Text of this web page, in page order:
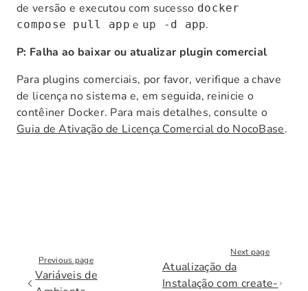
de versão e executou com sucesso docker
compose pull app e up -d app.
P: Falha ao baixar ou atualizar plugin comercial
Para plugins comerciais, por favor, verifique a chave
de licença no sistema e, em seguida, reinicie o
contêiner Docker. Para mais detalhes, consulte o
Guia de Ativação de Licença Comercial do NocoBase.
Previous page
Variáveis de
Next page
Atualização da
Instalação com create-